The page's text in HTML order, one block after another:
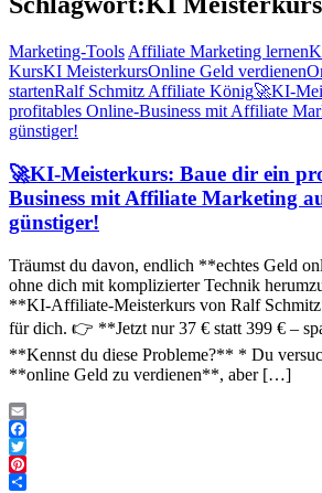
Marketing-Tools Affiliate Marketing lernen
KursKI MeisterkursOnline Geld verdienen
startenRalf Schmitz Affiliate König🚀KI-
profitables Online-Business mit Affiliate
günstiger!
🚀KI-Meisterkurs: Baue dir ein
Business mit Affiliate Marketing
günstiger!
Träumst du davon, endlich **echtes Geld
ohne dich mit komplizierter Technik
**KI-Affiliate-Meisterkurs von Ralf
für dich. 👉 **Jetzt nur 37 € statt 399 € –
**Kennst du diese Probleme?** * Du
**online Geld zu verdienen**, aber […]
Email
Facebook
Twitter
Pinterest